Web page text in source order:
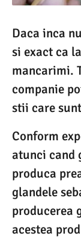
Daca inca
si exact ca
mancarimi.
companie
stii care
Conform
atunci cand
produca
glandele
producerea
acestea